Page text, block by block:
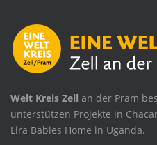
Welt Kreis Zell an der Pram
unterstützen Projekte in
Lira Babies Home in Uganda.